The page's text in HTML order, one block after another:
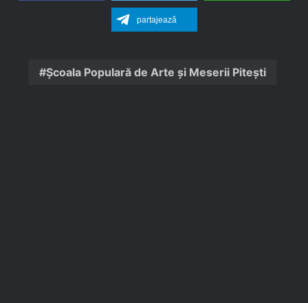
partajează
Școala Populară de Arte și Meserii Pitești